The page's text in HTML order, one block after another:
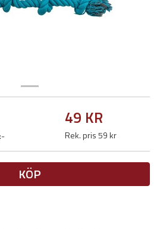
49 KR
Rek. pris 59 kr
KÖP